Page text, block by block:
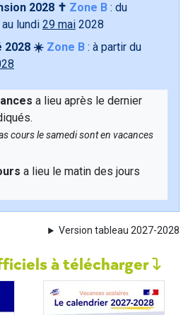
2028 ✝️ Zone B : du
au lundi 29 mai 2028
2028 ☀️ Zone B : à partir du
a lieu après le dernier
cours le samedi sont en vacances
a lieu le matin des jours
Version tableau 2027-2028
à télécharger